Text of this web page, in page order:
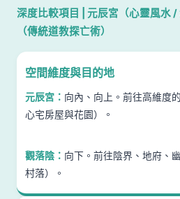
深度比較項目 | 元辰宮（心靈風水
（傳統道教探亡術）
空間維度與目的地
元辰宮： 向內、向上。前往高維度
心宅房屋與花園）。
觀落陰： 向下。前往陰界、地府、
村落）。